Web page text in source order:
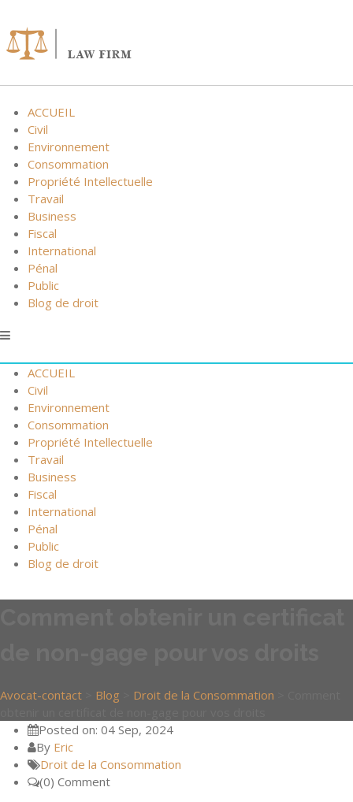
content
ACCUEIL
Civil
Environnement
Consommation
Propriété Intellectuelle
Travail
Business
Fiscal
International
Pénal
Public
Blog de droit
ACCUEIL
Civil
Environnement
Consommation
Propriété Intellectuelle
Travail
Business
Fiscal
International
Pénal
Public
Blog de droit
Avocat-contact Blog Droit de la Consommation
Posted on: 04 Sep, 2024
By Eric
Droit de la Consommation
(0) Comment